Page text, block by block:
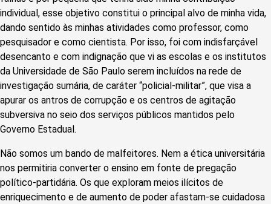
individual, esse objetivo constitui o principal alvo de minha vida,
dando sentido às minhas atividades como professor, como
pesquisador e como cientista. Por isso, foi com indisfarçável
desencanto e com indignação que vi as escolas e os institutos
da Universidade de São Paulo serem incluídos na rede de
investigação sumária, de caráter “policial-militar”, que visa a
apurar os antros de corrupção e os centros de agitação
subversiva no seio dos serviços públicos mantidos pelo
Governo Estadual.
Não somos um bando de malfeitores. Nem a ética universitária
nos permitiria converter o ensino em fonte de pregação
político-partidária. Os que exploram meios ilícitos de
enriquecimento e de aumento de poder afastam-se cuidadosa